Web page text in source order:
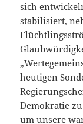
sich
stabilisiert,
heutigen
Demokratie
um unsere